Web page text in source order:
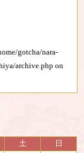
gotcha/nara-
archive.php on
土
日